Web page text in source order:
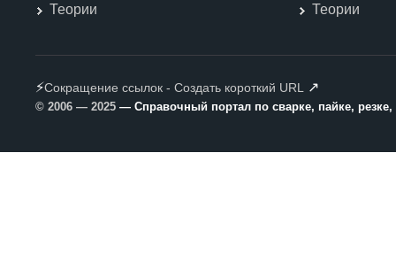
Теории
Теории
⚡Сокращение ссылок - Создать короткий URL ↗
© 2006 — 2025 — Справочный портал по сварке, пайке,